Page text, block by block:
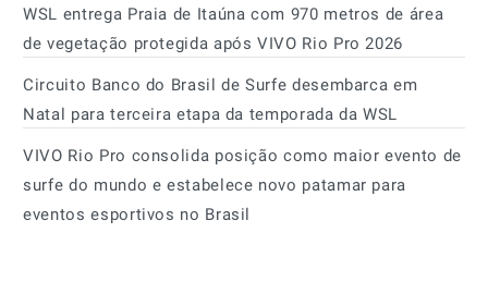
WSL entrega Praia de Itaúna com 970 metros de área
de vegetação protegida após VIVO Rio Pro 2026
Circuito Banco do Brasil de Surfe desembarca em
Natal para terceira etapa da temporada da WSL
VIVO Rio Pro consolida posição como maior evento de
surfe do mundo e estabelece novo patamar para
eventos esportivos no Brasil